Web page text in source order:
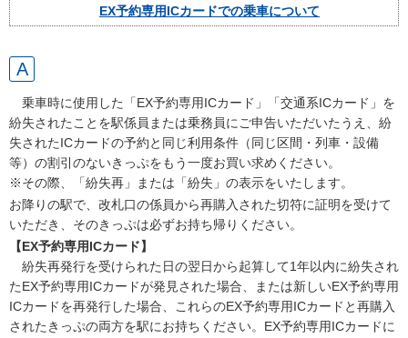
EX予約専用ICカードでの乗車について
乗車時に使用した「EX予約専用ICカード」「交通系ICカード」を
紛失されたことを駅係員または乗務員にご申告いただいたうえ、紛
失されたICカードの予約と同じ利用条件（同じ区間・列車・設備
等）の割引のないきっぷをもう一度お買い求めください。
※その際、「紛失再」または「紛失」の表示をいたします。
お降りの駅で、改札口の係員から再購入された切符に証明を受けて
いただき、そのきっぷは必ずお持ち帰りください。
【EX予約専用ICカード】
紛失再発行を受けられた日の翌日から起算して1年以内に紛失され
たEX予約専用ICカードが発見された場合、または新しいEX予約専用
ICカードを再発行した場合、これらのEX予約専用ICカードと再購入
されたきっぷの両方を駅にお持ちください。EX予約専用ICカードに